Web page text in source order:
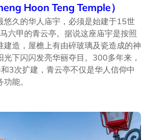
Hoon Teng Temple）
悠久的华人庙宇，必须是始建于15世
六甲的青云亭。据说这座庙宇是按照
建造，屋檐上有由碎玻璃及瓷造成的神
光下闪闪发亮华丽夺目。300多年来，
3次扩建，青云亭不仅是华人信仰中
能。